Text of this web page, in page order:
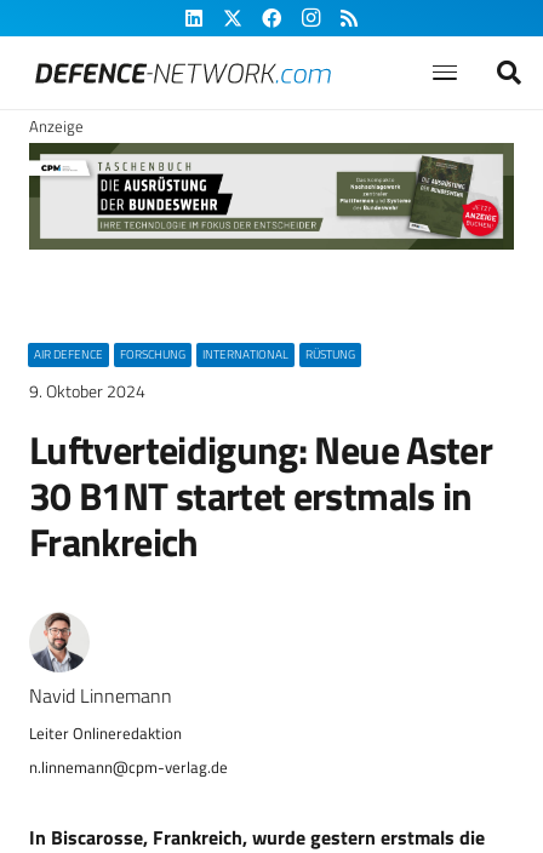
Anzeige
AIR DEFENCE FORSCHUNG INTERNATIONAL RÜSTUNG
9. Oktober 2024
Luftverteidigung: Neue Aster
30 B1NT startet erstmals in
Frankreich
Navid Linnemann
n.linnemann@cpm-verlag.de
In Biscarosse, Frankreich, wurde gestern erstmals die